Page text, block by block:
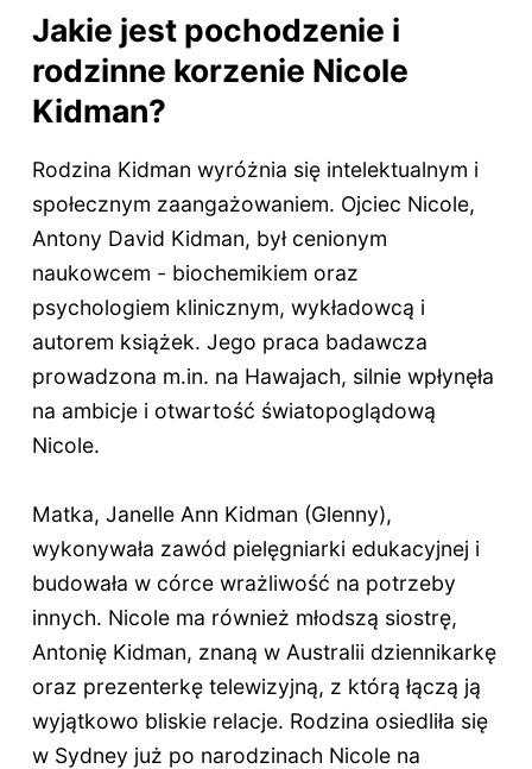
Jakie jest pochodzenie i
rodzinne korzenie Nicole
Kidman?
Rodzina Kidman wyróżnia się intelektualnym i
społecznym zaangażowaniem. Ojciec Nicole,
Antony David Kidman, był cenionym
naukowcem - biochemikiem oraz
psychologiem klinicznym, wykładowcą i
autorem książek. Jego praca badawcza
prowadzona m.in. na Hawajach, silnie wpłynęła
na ambicje i otwartość światopoglądową
Nicole.
Matka, Janelle Ann Kidman (Glenny),
wykonywała zawód pielęgniarki edukacyjnej i
budowała w córce wrażliwość na potrzeby
innych. Nicole ma również młodszą siostrę,
Antonię Kidman, znaną w Australii dziennikarkę
oraz prezenterkę telewizyjną, z którą łączą ją
wyjątkowo bliskie relacje. Rodzina osiedliła się
w Sydney już po narodzinach Nicole na